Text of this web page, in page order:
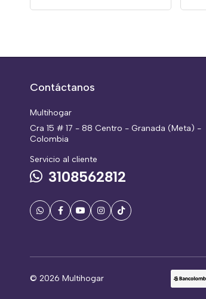
Contáctanos
Multihogar
Cra 15 # 17 - 88 Centro - Granada (Meta) -
Colombia
Servicio al cliente
3108562812
© 2026 Multihogar